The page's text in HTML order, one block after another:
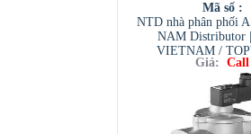
Mã số :
NTD nhà phân phối
NAM Distributor
VIETNAM /
VIETNAM /
/ TESCOM
Giá: Call